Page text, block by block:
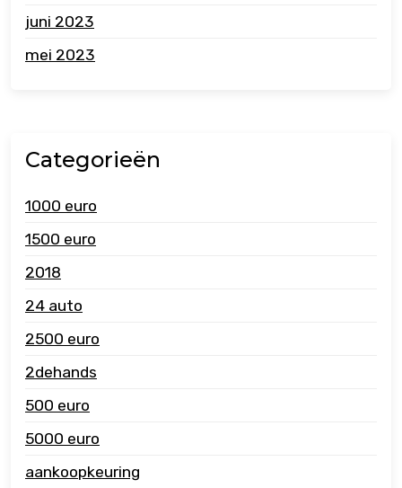
juni 2023
mei 2023
Categorieën
1000 euro
1500 euro
2018
24 auto
2500 euro
2dehands
500 euro
5000 euro
aankoopkeuring